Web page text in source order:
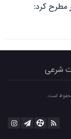
مطرح کرد:
شرعی
محفوظ است.